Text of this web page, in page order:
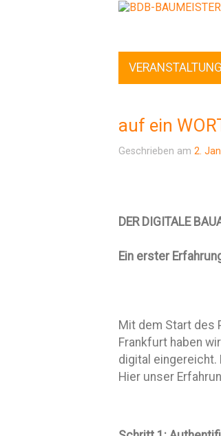
auf ein
Geschrieben am 2.
DER DIGITALE
Ein erster
Mit dem Start des
Frankfurt haben
digital eingereicht.
Hier unser